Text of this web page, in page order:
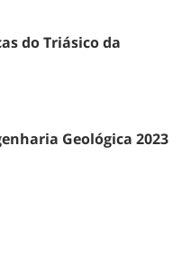
do Triásico da
Geológica 2023